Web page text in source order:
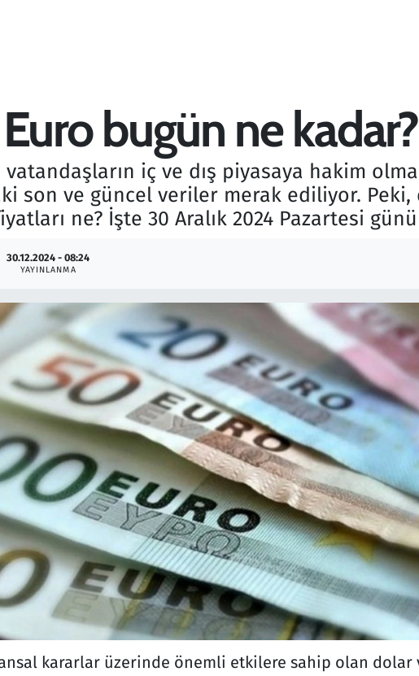
bugün ne
vatandaşların iç ve dış piyasaya hakim
son ve güncel veriler merak ediliyor.
ne? İşte 30 Aralık 2024 Pazartesi
30.12.2024 - 08:24
YAYINLANMA
kararlar üzerinde önemli etkilere sahip olan dolar